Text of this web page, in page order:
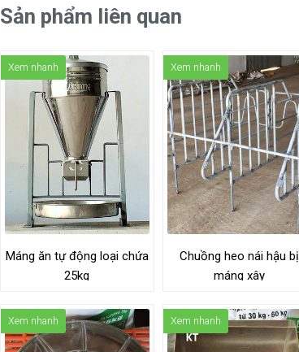
Sản phẩm liên quan
Máng ăn tự động loại chứa
25kg
Xem nhanh
Chuồng heo nái hậu bị
máng xây
Xem nhanh
Xem nhanh Xem nhanh